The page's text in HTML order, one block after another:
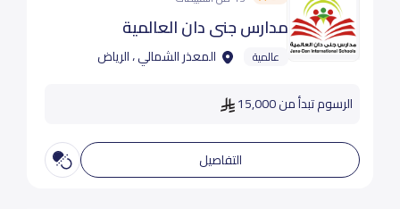
مدارس جنى دان العالمية
عالمية المعذر الشمالي ، الرياض
الرسوم تبدأ من 15,000
التفاصيل